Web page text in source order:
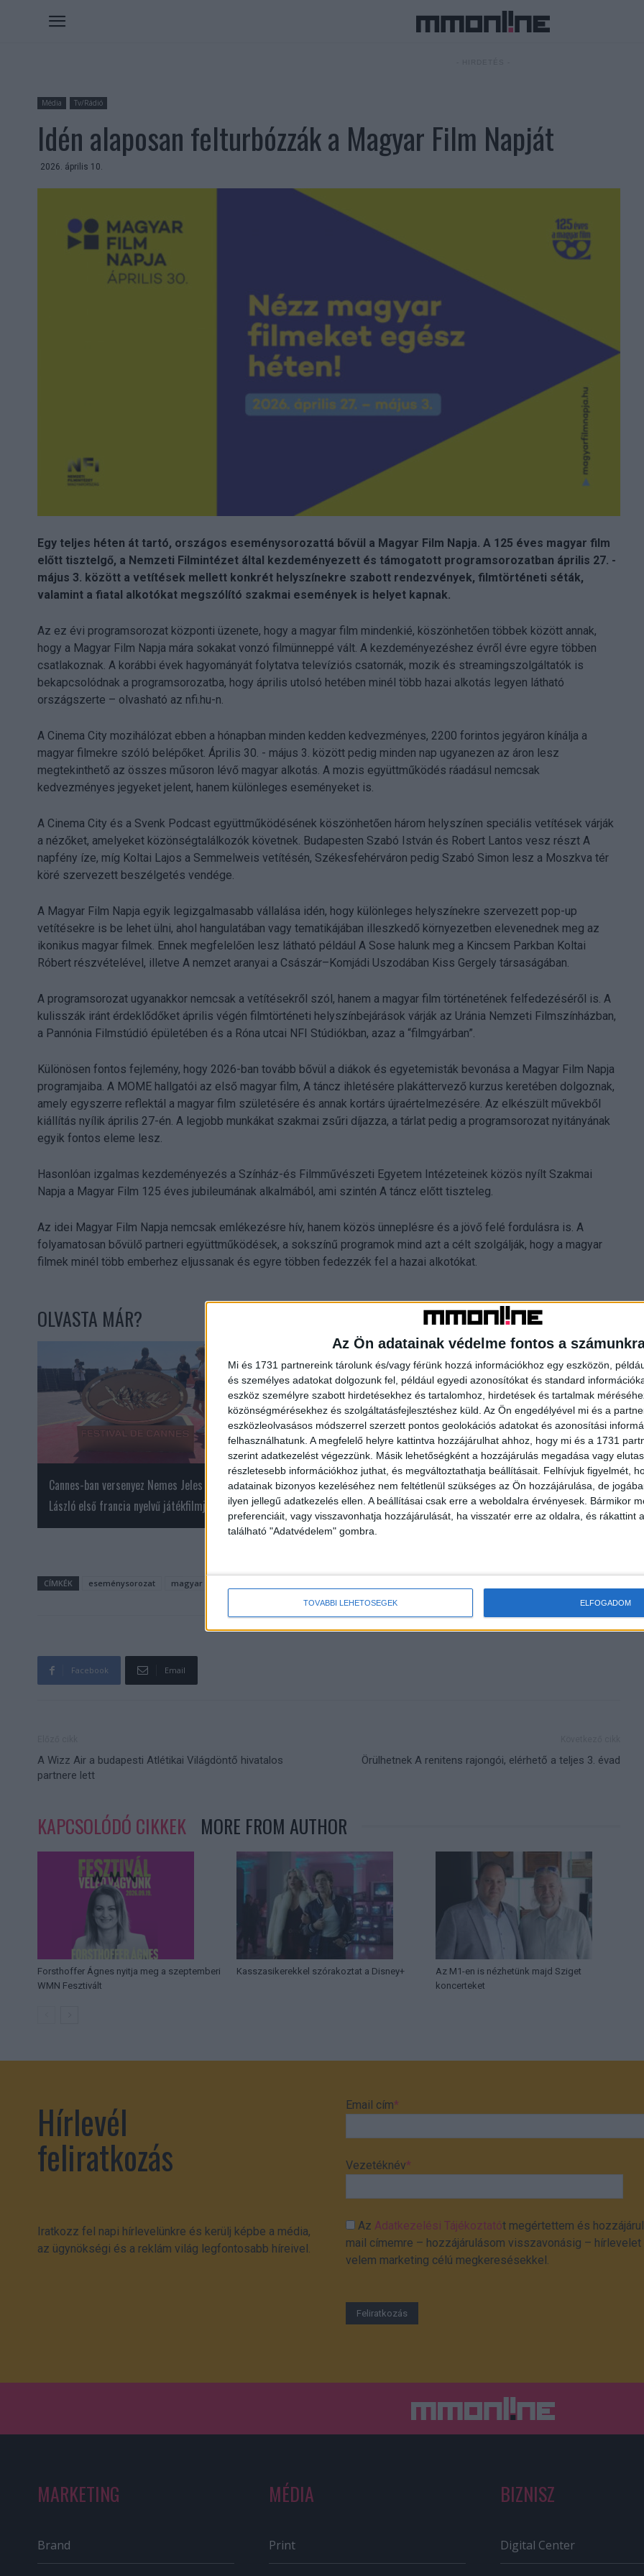
Az Ön adatainak védelme fontos a
Mi és 1731 partnereink tárolunk és/vagy férünk hozzá információkhoz egy eszközön,
és személyes adatokat dolgozunk fel, például egyedi azonosítókat és standard
eszköz személyre szabott hirdetésekhez és tartalomhoz, hirdetések és tartalmak
közönségmérésekhez és szolgáltatásfejlesztéshez küld. Az Ön engedélyével mi és a
eszközleolvasásos módszerrel szerzett pontos geolokációs adatokat és azonosítási
felhasználhatunk. A megfelelő helyre kattintva hozzájárulhat ahhoz, hogy mi és a 1731
szerint adatkezelést végezzünk. Másik lehetőségként a hozzájárulás megadása vagy
részletesebb információkhoz juthat, és megváltoztathatja beállításait. Felhívjuk figyelmét,
adatainak bizonyos kezeléséhez nem feltétlenül szükséges az Ön hozzájárulása, de
ilyen jellegű adatkezelés ellen. A beállításai csak erre a weboldalra érvényesek. Bármikor
preferenciáit, vagy visszavonhatja hozzájárulását, ha visszatér erre az oldalra, és rákattint
található "Adatvédelem" gombra.
TOVÁBBI LEHETŐSÉGEK ELFOGADOM
Média Tv/Rádió
Idén alaposan felturbózzák a Magyar Film Napját
2026. április 10.
Egy teljes héten át tartó, országos eseménysorozattá bővül a Magyar Film Napja. A 125 éves magyar film
előtt tisztelgő, a Nemzeti Filmintézet által kezdeményezett és támogatott programsorozatban április 27. -
május 3. között a vetítések mellett konkrét helyszínekre szabott rendezvények, filmtörténeti séták,
valamint a fiatal alkotókat megszólító szakmai események is helyet kapnak.
Az ez évi programsorozat központi üzenete, hogy a magyar film mindenkié, köszönhetően többek között annak,
hogy a Magyar Film Napja mára sokakat vonzó filmünneppé vált. A kezdeményezéshez évről évre egyre többen
csatlakoznak. A korábbi évek hagyományát folytatva televíziós csatornák, mozik és streamingszolgáltatók is
bekapcsolódnak a programsorozatba, hogy április utolsó hetében minél több hazai alkotás legyen látható
országszerte – olvasható az nfi.hu-n.
A Cinema City mozihálózat ebben a hónapban minden kedden kedvezményes, 2200 forintos jegyáron kínálja a
magyar filmekre szóló belépőket. Április 30. - május 3. között pedig minden nap ugyanezen az áron lesz
megtekinthető az összes műsoron lévő magyar alkotás. A mozis együttműködés ráadásul nemcsak
kedvezményes jegyeket jelent, hanem különleges eseményeket is.
A Cinema City és a Svenk Podcast együttműködésének köszönhetően három helyszínen speciális vetítések várják
a nézőket, amelyeket közönségtalálkozók követnek. Budapesten Szabó István és Robert Lantos vesz részt A
napfény íze, míg Koltai Lajos a Semmelweis vetítésén, Székesfehérváron pedig Szabó Simon lesz a Moszkva tér
köré szervezett beszélgetés vendége.
A Magyar Film Napja egyik legizgalmasabb vállalása idén, hogy különleges helyszínekre szervezett pop-up
vetítésekre is be lehet ülni, ahol hangulatában vagy tematikájában illeszkedő környezetben elevenednek meg az
ikonikus magyar filmek. Ennek megfelelően lesz látható például A Sose halunk meg a Kincsem Parkban Koltai
Róbert részvételével, illetve A nemzet aranyai a Császár–Komjádi Uszodában Kiss Gergely társaságában.
A programsorozat ugyanakkor nemcsak a vetítésekről szól, hanem a magyar film történetének felfedezéséről is. A
kulisszák iránt érdeklődőket április végén filmtörténeti helyszínbejárások várják az Uránia Nemzeti Filmszínházban,
a Pannónia Filmstúdió épületében és a Róna utcai NFI Stúdiókban, azaz a “filmgyárban”.
Különösen fontos fejlemény, hogy 2026-ban tovább bővül a diákok és egyetemisták bevonása a Magyar Film Napja
programjaiba. A MOME hallgatói az első magyar film, A táncz ihletésére plakáttervező kurzus keretében dolgoznak,
amely egyszerre reflektál a magyar film születésére és annak kortárs újraértelmezésére. Az elkészült művekből
kiállítás nyílik április 27-én. A legjobb munkákat szakmai zsűri díjazza, a tárlat pedig a programsorozat nyitányának
egyik fontos eleme lesz.
Hasonlóan izgalmas kezdeményezés a Színház-és Filmművészeti Egyetem Intézeteinek közös nyílt Szakmai
Napja a Magyar Film 125 éves jubileumának alkalmából, ami szintén A táncz előtt tiszteleg.
Az idei Magyar Film Napja nemcsak emlékezésre hív, hanem közös ünneplésre és a jövő felé fordulásra is. A
folyamatosan bővülő partneri együttműködések, a sokszínű programok mind azt a célt szolgálják, hogy a magyar
filmek minél több emberhez eljussanak és egyre többen fedezzék fel a hazai alkotókat.
OLVASTA MÁR?
Cannes-ban versenyez Nemes Jeles
László első francia nyelvű játékfilmje
Ezt kínálja idén a Budapesti Tavaszi
Fesztivál
Nagyot ment Brazíliában a Csongor
és Tünde
CÍMKÉK eseménysorozat magyar film napja
Facebook Email
A Wizz Air a budapesti Atlétikai Világdöntő hivatalos
partnere lett
Örülhetnek A renitens rajongói, elérhető a teljes 3. évad
KAPCSOLÓDÓ CIKKEK MORE FROM AUTHOR
Forsthoffer Ágnes nyitja meg a szeptemberi
WMN Fesztivált
Kasszasikerekkel szórakoztat a Disney+
Az M1-en is nézhetünk majd Sziget
koncerteket
Hírlevél
feliratkozás
Iratkozz fel napi hírlevelünkre és kerülj képbe a média,
az ügynökségi és a reklám világ legfontosabb híreivel.
Email cím*
Vezetéknév*
Az Adatkezelési Tájékoztatót megértettem és
mail címemre – hozzájárulásom visszavonásig –
velem marketing célú megkeresésekkel.
MARKETING
Brand
MÉDIA
Print
BIZNISZ
Digital Center